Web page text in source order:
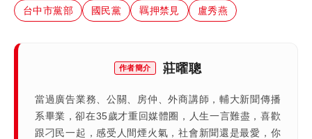
台中市黨部 國民黨 羈押禁見 盧秀燕
作者簡介 莊曜聰
當過廣告業務、公關、房仲、外商講師，輔大新聞傳播
系畢業，卻在35歲才重回媒體圈，人生一言難盡，喜歡
跟刁民一起，感受人間煙火氣，社會新聞還是最愛，你